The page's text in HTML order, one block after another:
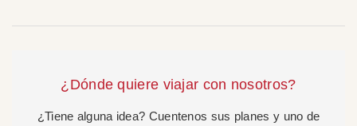
¿Dónde quiere viajar con nosotros?
¿Tiene alguna idea? Cuentenos sus planes y uno de